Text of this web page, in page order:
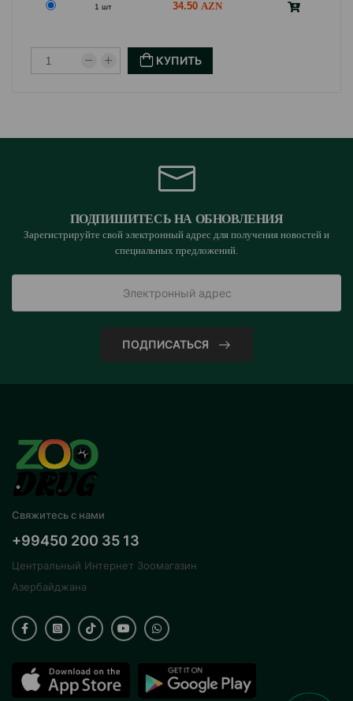
1 шт
34.50
КУПИТЬ
ПОДПИШИТЕСЬ НА ОБНОВЛЕНИЯ
Зарегистрируйте свой электронный адрес для получения новостей и
специальных предложений.
ПОДПИСАТЬСЯ
Свяжитесь с нами
+99450 200 35 13
Центральный Интернет Зоомагазин
Азербайджана